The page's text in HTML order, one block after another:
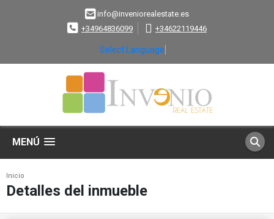
info@inveniorealestate.es
+34964836099
+34622119446
Select Language
MENÚ
Inicio
Detalles del inmueble